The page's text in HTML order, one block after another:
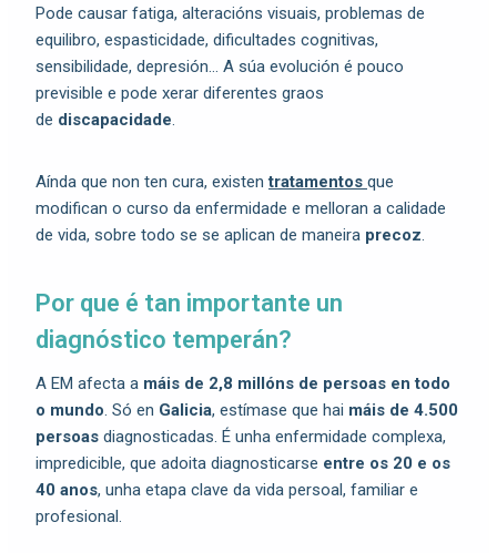
Pode causar fatiga, alteracións visuais, problemas de
equilibro, espasticidade, dificultades cognitivas,
sensibilidade, depresión… A súa evolución é pouco
previsible e pode xerar diferentes graos
de discapacidade.
Aínda que non ten cura, existentratamentos que
modifican o curso da enfermidade e melloran a calidade
de vida, sobre todo se se aplican de maneira precoz.
Por que é tan importante un
diagnóstico temperán?
A EM afecta a máis de 2,8 millóns de persoas en todo
o mundo. Só en Galicia, estímase que hai máis de 4.500
persoas diagnosticadas. É unha enfermidade complexa,
impredicible, que adoita diagnosticarse entre os 20 e os
40 anos, unha etapa clave da vida persoal, familiar e
profesional.